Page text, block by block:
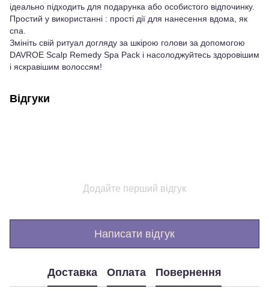
ідеально підходить для подарунка або особистого відпочинку.
Простий у використанні : прості дії для нанесення вдома, як
спа.
Змініть свій ритуал догляду за шкірою голови за допомогою
DAVROE Scalp Remedy Spa Pack і насолоджуйтесь здоровішим
і яскравішим волоссям!
Відгуки
Додайте перший відгук
Написати відгук
Доставка Оплата Повернення